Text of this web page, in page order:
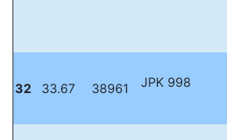
32 33.67 38961 JPK 998